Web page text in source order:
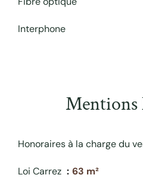
Interphone
Mentions
Honoraires à la charge du
Loi Carrez 63 m²